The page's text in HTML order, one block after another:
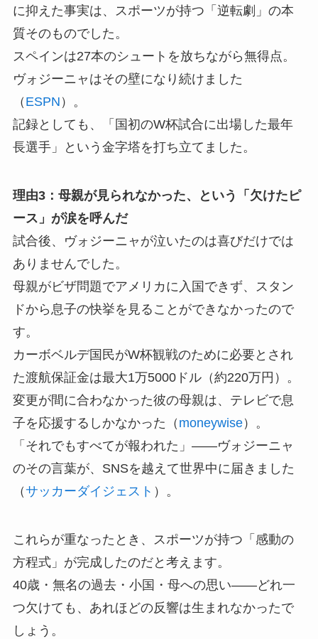
に抑えた事実は、スポーツが持つ「逆転劇」の本
質そのものでした。
スペインは27本のシュートを放ちながら無得点。
ヴォジーニャはその壁になり続けました
（ ESPN ）。
記録としても、「国初のW杯試合に出場した最年
長選手」という金字塔を打ち立てました。
理由3：母親が見られなかった、という「欠けたピ
ース」が涙を呼んだ
試合後、ヴォジーニャが泣いたのは喜びだけでは
ありませんでした。
母親がビザ問題でアメリカに入国できず、スタン
ドから息子の快挙を見ることができなかったので
す。
カーボベルデ国民がW杯観戦のために必要とされ
た渡航保証金は最大1万5000ドル（約220万円）。
変更が間に合わなかった彼の母親は、テレビで息
子を応援するしかなかった（ moneywise）。
「それでもすべてが報われた」——ヴォジーニャ
のその言葉が、SNSを越えて世界中に届きました
（サッカーダイジェスト ）。
これらが重なったとき、スポーツが持つ「感動の
方程式」が完成したのだと考えます。
40歳・無名の過去・小国・母への思い——どれ一
つ欠けても、あれほどの反響は生まれなかったで
しょう。